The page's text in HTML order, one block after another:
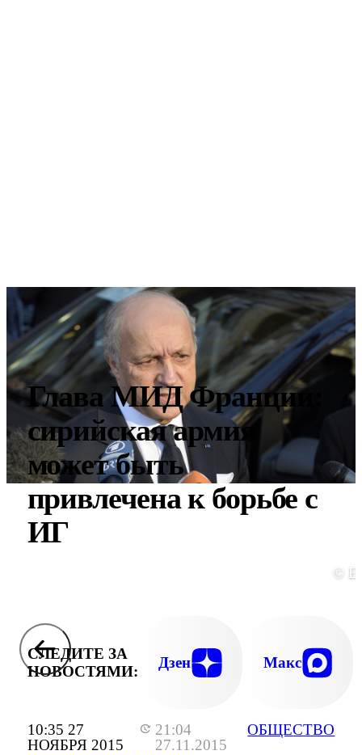
10:35 27
НОЯБРЯ 2015
21:04
27.11.2015
ОБЩЕСТВО
Глава МИД Франции:
сирийская армия
может быть
привлечена к борьбе с
ИГ
©
СЛЕДИТЕ ЗА
НОВОСТЯМИ:
Дзен Макс